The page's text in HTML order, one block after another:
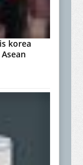
korea